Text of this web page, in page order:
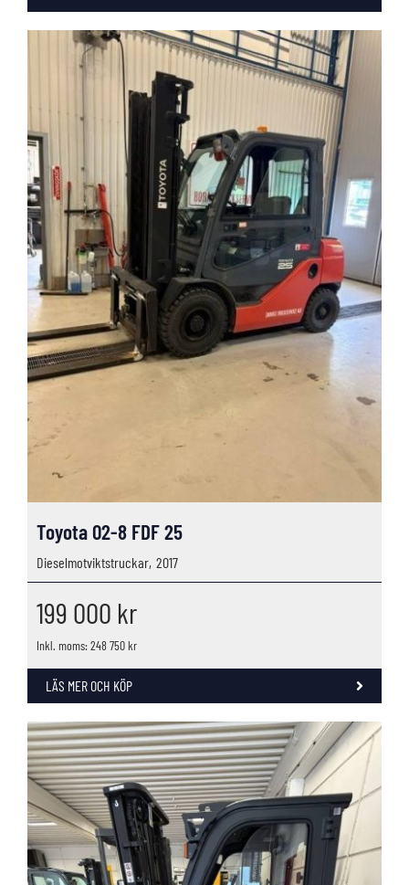
Toyota 02-8 FDF 25
Dieselmotviktstruckar, 2017
199 000 kr
Inkl. moms: 248 750 kr
LÄS MER OCH KÖP